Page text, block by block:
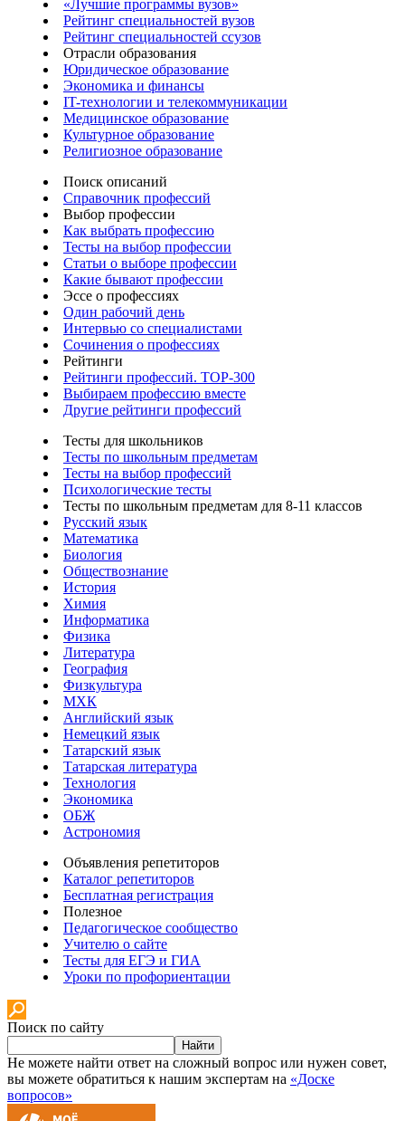
«Лучшие программы вузов»
Рейтинг специальностей вузов
Рейтинг специальностей ссузов
Отрасли образования
Юридическое образование
Экономика и финансы
IT-технологии и телекоммуникации
Медицинское образование
Культурное образование
Религиозное образование
Поиск описаний
Справочник профессий
Выбор профессии
Как выбрать профессию
Тесты на выбор профессии
Статьи о выборе профессии
Какие бывают профессии
Эссе о профессиях
Один рабочий день
Интервью со специалистами
Сочинения о профессиях
Рейтинги
Рейтинги профессий. TOP-300
Выбираем профессию вместе
Другие рейтинги профессий
Тесты для школьников
Тесты по школьным предметам
Тесты на выбор профессий
Психологические тесты
Тесты по школьным предметам для 8-11 классов
Русский язык
Математика
Биология
Обществознание
История
Химия
Информатика
Физика
Литература
География
Физкультура
МХК
Английский язык
Немецкий язык
Татарский язык
Татарская литература
Технология
Экономика
ОБЖ
Астрономия
Объявления репетиторов
Каталог репетиторов
Бесплатная регистрация
Полезное
Педагогическое сообщество
Учителю о сайте
Тесты для ЕГЭ и ГИА
Уроки по профориентации
Поиск по сайту
Найти
Не можете найти ответ на сложный вопрос или нужен совет,
вы можете обратиться к нашим экспертам на «Доске
вопросов»